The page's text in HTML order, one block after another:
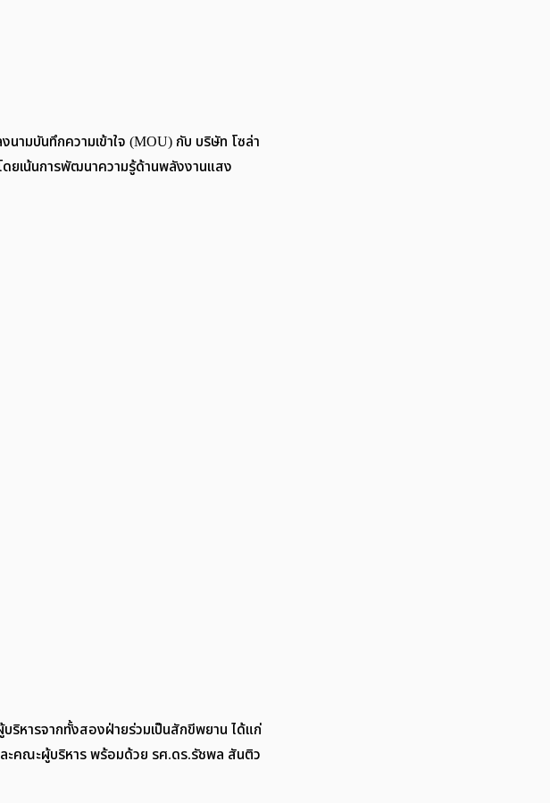
ามบันทึกความเข้าใจ (MOU) กับ บริษัท โซล่า
ยเน้นการพัฒนาความรู้ด้านพลังงานแสง
หารจากทั้งสองฝ่ายร่วมเป็นสักขีพยาน ได้แก่
ะคณะผู้บริหาร พร้อมด้วย รศ.ดร.รัชพล สันติว